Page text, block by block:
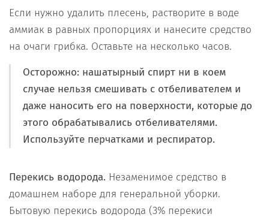
Если нужно удалить плесень, растворите в воде
аммиак в равных пропорциях и нанесите средство
на очаги грибка. Оставьте на несколько часов.
Осторожно: нашатырный спирт ни в коем
случае нельзя смешивать с отбеливателем и
даже наносить его на поверхности, которые до
этого обрабатывались отбеливателями.
Используйте перчатками и респиратор.
Перекись водорода. Незаменимое средство в
домашнем наборе для генеральной уборки.
Бытовую перекись водорода (3% перекиси